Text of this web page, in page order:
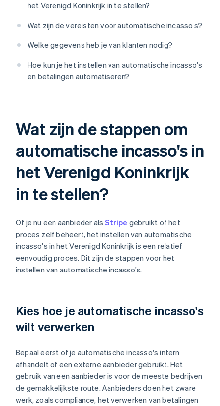
het Verenigd Koninkrijk in te stellen?
Wat zijn de vereisten voor automatische incasso's?
Welke gegevens heb je van klanten nodig?
Hoe kun je het instellen van automatische incasso's
en betalingen automatiseren?
Wat zijn de stappen om
automatische incasso's in
het Verenigd Koninkrijk
in te stellen?
Of je nu een aanbieder alsStripe gebruikt of het
proces zelf beheert, het instellen van automatische
incasso's in het Verenigd Koninkrijk is een relatief
eenvoudig proces. Dit zijn de stappen voor het
instellen van automatische incasso's.
Kies hoe je automatische incasso's
wilt verwerken
Bepaal eerst of je automatische incasso's intern
afhandelt of een externe aanbieder gebruikt. Het
gebruik van een aanbieder is voor de meeste bedrijven
de gemakkelijkste route. Aanbieders doen het zware
werk, zoals compliance, het verwerken van betalingen